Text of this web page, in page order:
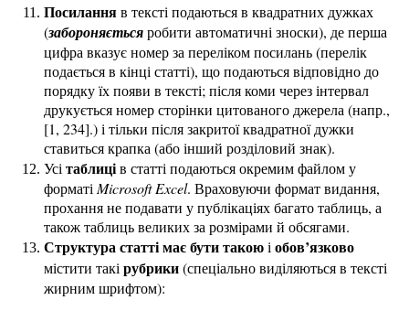
Посиланняв тексті подаються в квадратних дужках
(забороняєтьсяробити автоматичні зноски), де перша
цифра вказує номер за переліком посилань (перелік
подається в кінці статті), що подаються відповідно до
порядку їх появи в тексті; після коми через інтервал
друкується номер сторінки цитованого джерела (напр.,
[1, 234].) і тільки після закритої квадратної дужки
ставиться крапка (або інший розділовий знак).
Усітаблиців статті подаються окремим файлом у
форматіMicrosoft Excel. Враховуючи формат видання,
прохання не подавати у публікаціях багато таблиць, а
також таблиць великих за розмірами й обсягами.
Структура статті має бути такоюіобов’язково
містити такірубрики(спеціально виділяються в тексті
жирним шрифтом):